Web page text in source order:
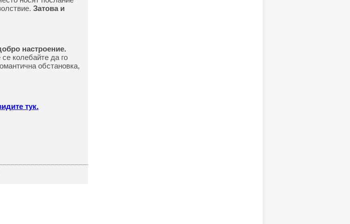
Затова и
настроение.
колебайте да го
обстановка,
тук.